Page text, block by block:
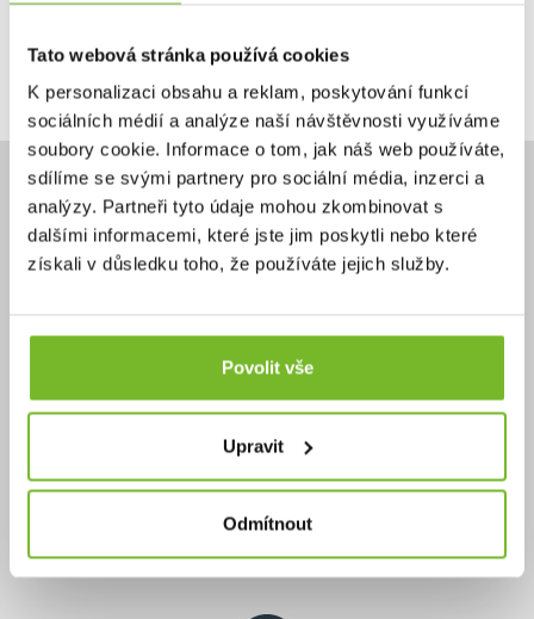
Tato webová stránka používá cookies
K personalizaci obsahu a reklam, poskytování funkcí
sociálních médií a analýze naší návštěvnosti využíváme
soubory cookie. Informace o tom, jak náš web používáte,
sdílíme se svými partnery pro sociální média, inzerci a
analýzy. Partneři tyto údaje mohou zkombinovat s
dalšími informacemi, které jste jim poskytli nebo které
získali v důsledku toho, že používáte jejich služby.
Povolit vše
Upravit
Odmítnout
Pokračovat
eshop@moris.cz
Výhradní zastoupení
jistota originální